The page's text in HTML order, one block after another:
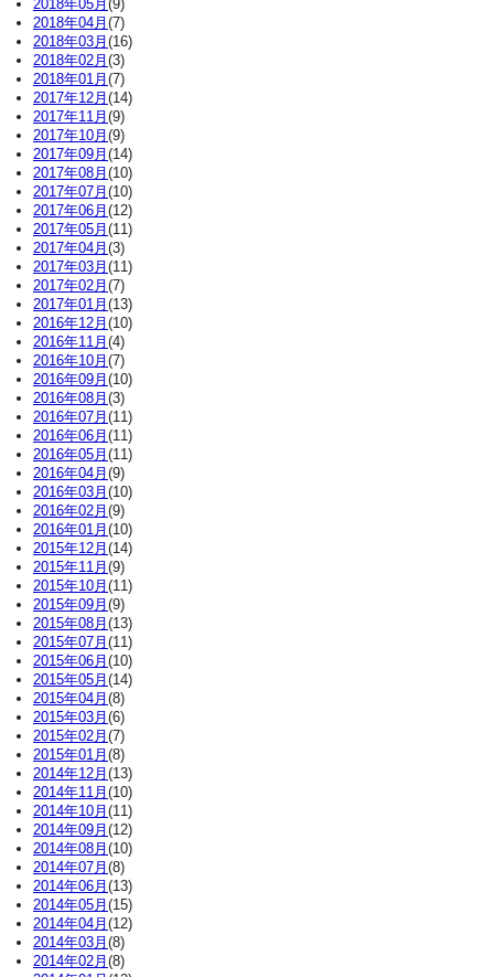
2018年05月(9)
2018年04月(7)
2018年03月(16)
2018年02月(3)
2018年01月(7)
2017年12月(14)
2017年11月(9)
2017年10月(9)
2017年09月(14)
2017年08月(10)
2017年07月(10)
2017年06月(12)
2017年05月(11)
2017年04月(3)
2017年03月(11)
2017年02月(7)
2017年01月(13)
2016年12月(10)
2016年11月(4)
2016年10月(7)
2016年09月(10)
2016年08月(3)
2016年07月(11)
2016年06月(11)
2016年05月(11)
2016年04月(9)
2016年03月(10)
2016年02月(9)
2016年01月(10)
2015年12月(14)
2015年11月(9)
2015年10月(11)
2015年09月(9)
2015年08月(13)
2015年07月(11)
2015年06月(10)
2015年05月(14)
2015年04月(8)
2015年03月(6)
2015年02月(7)
2015年01月(8)
2014年12月(13)
2014年11月(10)
2014年10月(11)
2014年09月(12)
2014年08月(10)
2014年07月(8)
2014年06月(13)
2014年05月(15)
2014年04月(12)
2014年03月(8)
2014年02月(8)